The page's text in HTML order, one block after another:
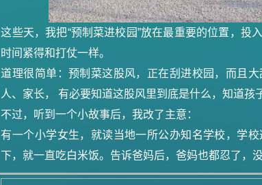
这些天，我把“预制菜进校园”放在最重要的位置，投
时间紧得和打仗一样。
道理很简单：预制菜这股风，正在刮进校园，而且
人、家长， 有必要知道这股风里到底是什么，知道孩
不过，听到一个小故事后，我改了主意：
有一个小学女生，就读当地一所公办知名学校，学
下，就一直吃白米饭。告诉爸妈后，爸妈也都忍了，